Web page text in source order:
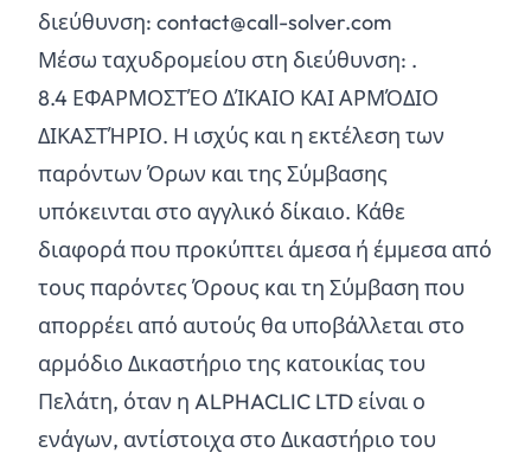
διεύθυνση: contact@call-solver.com
Μέσω ταχυδρομείου στη διεύθυνση: .
8.4 ΕΦΑΡΜΟΣΤΈΟ ΔΊΚΑΙΟ ΚΑΙ ΑΡΜΌΔΙΟ
ΔΙΚΑΣΤΉΡΙΟ. Η ισχύς και η εκτέλεση των
παρόντων Όρων και της Σύμβασης
υπόκεινται στο αγγλικό δίκαιο. Κάθε
διαφορά που προκύπτει άμεσα ή έμμεσα από
τους παρόντες Όρους και τη Σύμβαση που
απορρέει από αυτούς θα υποβάλλεται στο
αρμόδιο Δικαστήριο της κατοικίας του
Πελάτη, όταν η ALPHACLIC LTD είναι ο
ενάγων, αντίστοιχα στο Δικαστήριο του